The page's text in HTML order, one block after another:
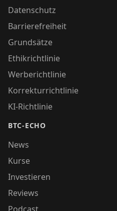
Datenschutz
Barrierefreiheit
Grundsätze
Ethikrichtlinie
Werberichtlinie
Korrekturrichtlinie
KI-Richtlinie
BTC-ECHO
News
Kurse
Investieren
Reviews